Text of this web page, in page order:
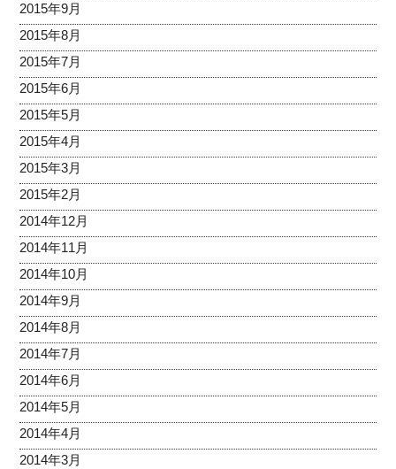
2015年9月
2015年8月
2015年7月
2015年6月
2015年5月
2015年4月
2015年3月
2015年2月
2014年12月
2014年11月
2014年10月
2014年9月
2014年8月
2014年7月
2014年6月
2014年5月
2014年4月
2014年3月